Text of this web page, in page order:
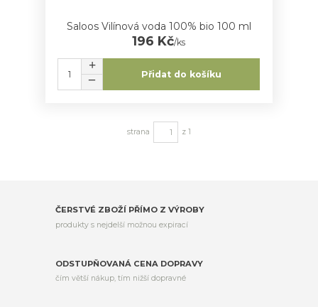
Saloos Vilínová voda 100% bio 100 ml
196 Kč/ks
Přidat do košíku
strana z 1
ČERSTVÉ ZBOŽÍ PŘÍMO Z VÝROBY
produkty s nejdelší možnou expirací
ODSTUPŇOVANÁ CENA DOPRAVY
čím větší nákup, tím nižší dopravné